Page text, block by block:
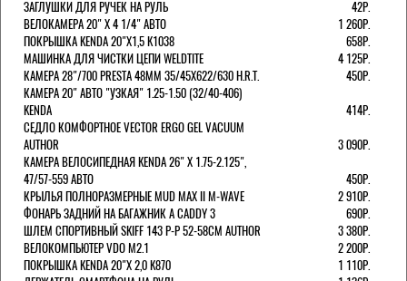
ЗАГЛУШКИ ДЛЯ РУЧЕК НА РУЛЬ
42Р.
ВЕЛОКАМЕРА 20" Х 4 1/4" АВТО
1 260Р.
ПОКРЫШКА KENDA 20"Х1,5 K1038
658Р.
МАШИНКА ДЛЯ ЧИСТКИ ЦЕПИ WELDTITE
4 125Р.
КАМЕРА 28"/700 PRESTA 48ММ 35/45Х622/630 H.R.T.
450Р.
КАМЕРА 20" АВТО "УЗКАЯ" 1.25-1.50 (32/40-406)
KENDA
414Р.
СЕДЛО КОМФОРТНОЕ VECTOR ERGO GEL VACUUM
AUTHOR
3 090Р.
КАМЕРА ВЕЛОСИПЕДНАЯ KENDA 26" Х 1.75-2.125",
47/57-559 АВТО
450Р.
КРЫЛЬЯ ПОЛНОРАЗМЕРНЫЕ MUD MAX II M-WAVE
2 910Р.
ФОНАРЬ ЗАДНИЙ НА БАГАЖНИК A CADDY 3
690Р.
ШЛЕМ СПОРТИВНЫЙ SKIFF 143 Р-Р 52-58СМ AUTHOR
3 380Р.
ВЕЛОКОМПЬЮТЕР VDO M2.1
2 200Р.
ПОКРЫШКА KENDA 20"Х 2,0 K870
1 110Р.